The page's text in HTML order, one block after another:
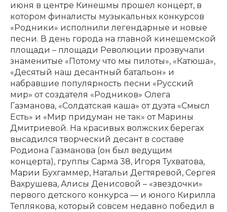
июня в центре Кинешмы прошел концерт, в
котором финалисты музыкальных конкурсов
«Родники» исполнили легендарные и новые
песни. В день города на главной кинешемской
площади – площади Революции прозвучали
знаменитые «Потому что мы пилоты», «Катюша»,
«Десятый наш десантный батальон» и
набравшие популярность песни «Русский
мир» от создателя «Родников» Олега
Газманова, «Солдатская каша» от дуэта «Смысл
Есть» и «Мир придуман не так» от Марины
Дмитриевой. На красивых волжских берегах
высадился творческий десант в составе
Родиона Газманова (он был ведущим
концерта), группы Сарма 38, Игоря Тухватова,
Марии Бухгаммер, Натальи Дегтяревой, Сергея
Вахрушева, Алисы Денисовой – «звездочки»
первого детского конкурса — и юного Кирилла
Теплякова, который совсем недавно победил в